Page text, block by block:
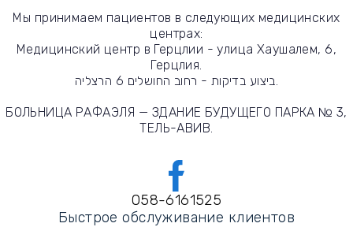
Мы принимаем пациентов в следующих медицинских
центрах:
Медицинский центр в Герцлии - улица Хаушалем, 6,
Герцлия.
БОЛЬНИЦА РАФАЭЛЯ — ЗДАНИЕ БУДУЩЕГО ПАРКА № 3,
ТЕЛЬ-АВИВ.
058-6161525
Быстрое обслуживание клиентов